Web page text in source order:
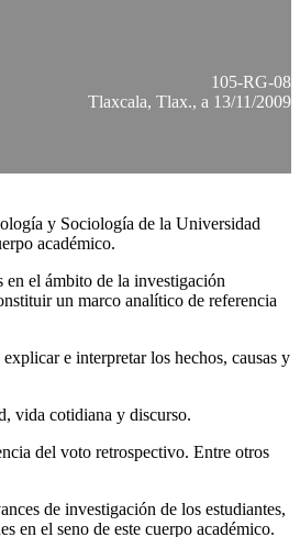
105-RG-08
Tlaxcala, Tlax., a 13/11/2009
y Sociología de la Universidad
académico.
el ámbito de la investigación
un marco analítico de referencia
e interpretar los hechos, causas y
vida cotidiana y discurso.
del voto retrospectivo. Entre otros
de investigación de los estudiantes,
en el seno de este cuerpo académico.